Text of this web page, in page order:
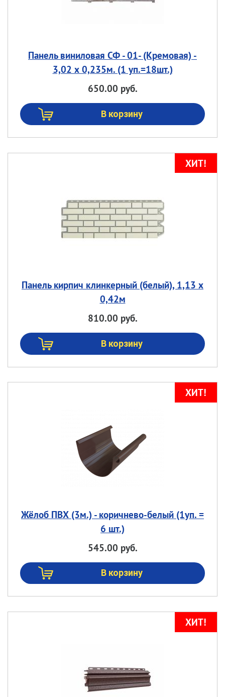
Панель виниловая СФ - 01- (Кремовая) -
3,02 х 0,235м. (1 уп.=18шт.)
650.00 руб.
Панель кирпич клинкерный (белый), 1,13 х
0,42м
810.00 руб.
Жёлоб ПВХ (3м.) - коричнево-белый (1уп. =
6 шт.)
545.00 руб.